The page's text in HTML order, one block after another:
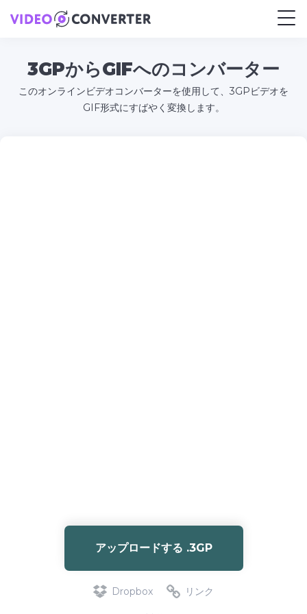
3GPからGIFへのコンバーター
このオンラインビデオコンバーターを使用して、3GPビデオを
GIF形式にすばやく変換します。
アップロードする .3GP
Dropbox リンク